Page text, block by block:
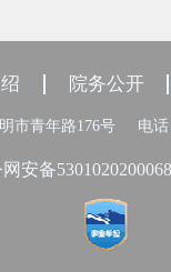
院务公开
市青年路176号 电话
安备